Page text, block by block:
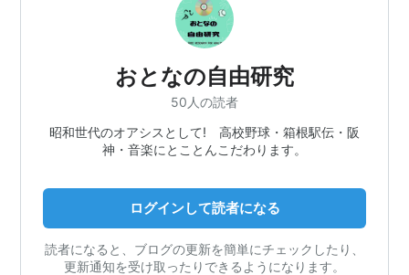
おとなの自由研究
50人の読者
昭和世代のオアシスとして! 高校野球・箱根駅伝・阪
神・音楽にとことんこだわります。
ログインして読者になる
読者になると、ブログの更新を簡単にチェックしたり、
更新通知を受け取ったりできるようになります。